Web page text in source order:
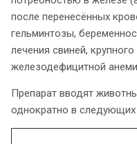
после перенесённых
гельминтозы,
лечения свиней,
железодефицитной
Препарат вводят
однократно в следующих